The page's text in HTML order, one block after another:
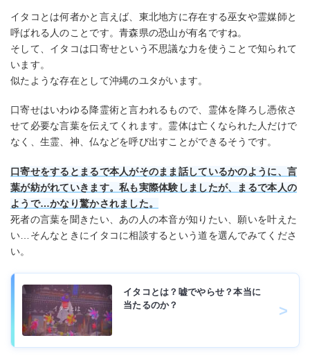
イタコとは何者かと言えば、東北地方に存在する巫女や霊媒師と
呼ばれる人のことです。青森県の恐山が有名ですね。
そして、イタコは口寄せという不思議な力を使うことで知られて
います。
似たような存在として沖縄のユタがいます。
口寄せはいわゆる降霊術と言われるもので、霊体を降ろし憑依さ
せて必要な言葉を伝えてくれます。霊体は亡くなられた人だけで
なく、生霊、神、仏などを呼び出すことができるそうです。
口寄せをするとまるで本人がそのまま話しているかのように、言
葉が紡がれていきます。私も実際体験しましたが、まるで本人の
ようで…かなり驚かされました。
死者の言葉を聞きたい、あの人の本音が知りたい、願いを叶えた
い…そんなときにイタコに相談するという道を選んでみてくださ
い。
イタコとは？嘘でやらせ？本当に
当たるのか？